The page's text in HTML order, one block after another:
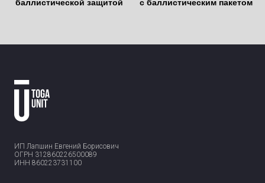
баллистической защитой
с баллистическим пакетом
ИП Лапшин Евгений Борисович
ОГРН 312860226500089
ИНН 860223731100